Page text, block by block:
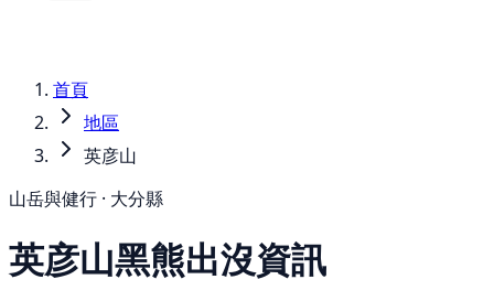
首頁
地區
英彦山
山岳與健行 · 大分縣
英彦山黑熊出沒資訊